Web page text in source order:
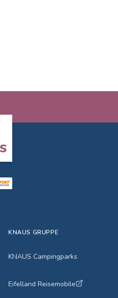
KNAUS GRUPPE
KNAUS Campingparks
Eifelland Reisemobile